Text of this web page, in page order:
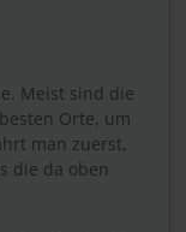
Meist sind die
Orte, um
man zuerst,
die da oben